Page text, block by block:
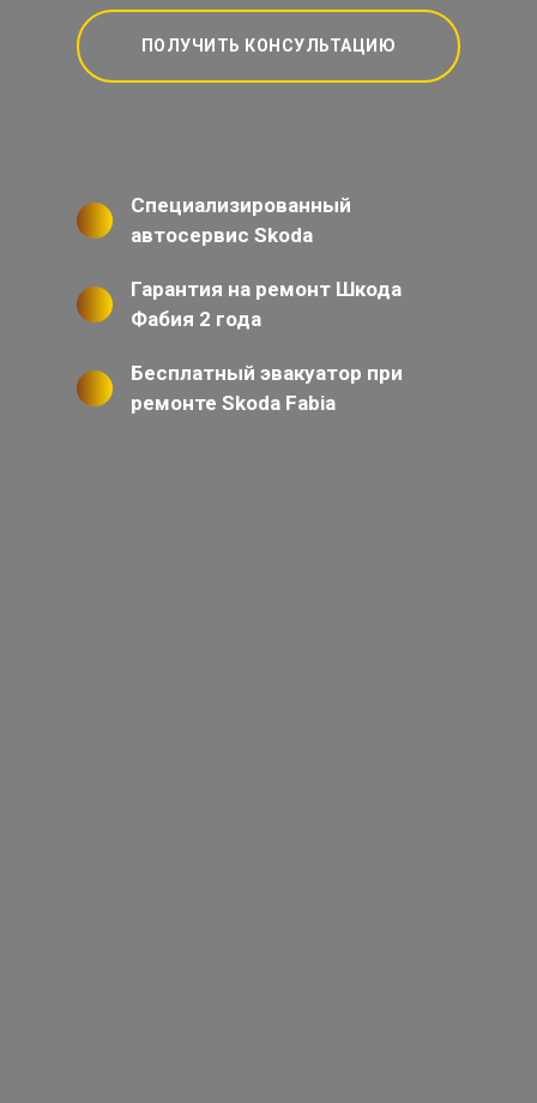
ПОЛУЧИТЬ КОНСУЛЬТАЦИЮ
Специализированный
автосервис Skoda
Гарантия на ремонт Шкода
Фабия 2 года
Бесплатный эвакуатор при
ремонте Skoda Fabia